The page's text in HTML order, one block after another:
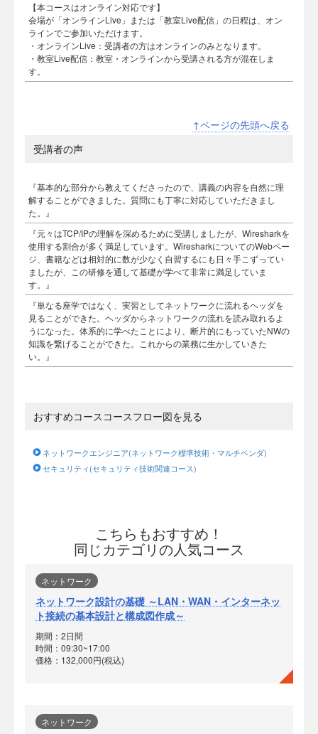
【本コースはオンライン対応です】
会場が「オンラインLive」または「教室Live配信」の日程は、オン
ラインでご参加いただけます。
・オンラインLive：受講者の方はオンラインのみとなります。
・教室Live配信：教室・オンラインから受講される方が混在しま
す。
↑ページの先頭へ戻る
受講者の声
『基本的な部分から教えてくださったので、講義の内容を自然に理
解することができました。質問にも丁寧に対応していただきまし
た。』
『元々はTCP/IPの理解を深めるために受講しましたが、Wiresharkを
使用する割合が多く満足しています。WiresharkについてのWebペー
ジ、書籍などは相対的に数が少なく自習するにも日々手こずってい
ましたが、この研修を通して基礎が学べて非常に満足していま
す。』
『単なる座学ではなく、実習としてネットワークに流れるヘッダを
見ることができた。ヘッダからネットワークの流れを読み取れるよ
うになった。体系的に学べたことにより、断片的にもっていたNWの
知識を繋げることができた。これからの業務に生かしていきた
い。』
おすすめコースコースフロー図を見る
ネットワークエンジニア(ネットワーク標準技術・マルチベンダ)
セキュリティ(セキュリティ技術関連コース)
こちらもおすすめ！
同じカテゴリの人気コース
ネットワーク
ネットワーク設計の基礎 ～LAN・WAN・インターネッ
ト接続の基本設計と構成図作成～
期間：2日間
時間：09:30~17:00
価格：132,000円(税込)
ネットワーク